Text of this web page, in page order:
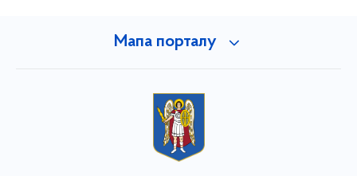
Мапа порталу